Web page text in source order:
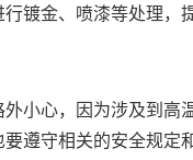
镀金、喷漆等处理，
小心，因为涉及到
遵守相关的安全规定